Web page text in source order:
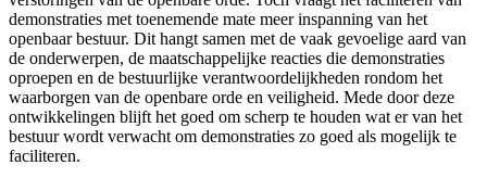
demonstraties met toenemende mate meer inspanning van het
openbaar bestuur. Dit hangt samen met de vaak gevoelige aard van
de onderwerpen, de maatschappelijke reacties die demonstraties
oproepen en de bestuurlijke verantwoordelijkheden rondom het
waarborgen van de openbare orde en veiligheid. Mede door deze
ontwikkelingen blijft het goed om scherp te houden wat er van het
bestuur wordt verwacht om demonstraties zo goed als mogelijk te
faciliteren.